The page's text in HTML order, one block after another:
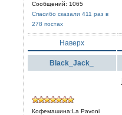
Сообщений: 1065
Спасибо сказали 411 раз в
278 постах
Наверх
Black_Jack_
Кофемашина:La Pavoni